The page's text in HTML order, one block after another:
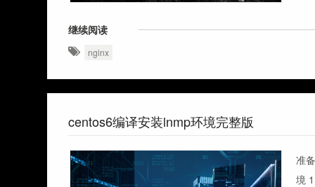
继续阅读
nginx
centos6编译安装lnmp环境完整版
准
境